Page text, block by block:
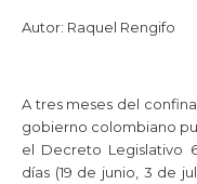
Autor: Raquel Rengifo
A tres meses del
gobierno colombiano
el Decreto Legislativo
días (19 de junio, 3 de